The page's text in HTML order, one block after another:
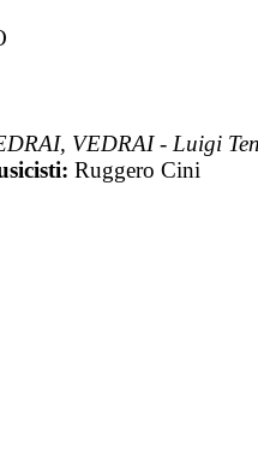
VEDRAI - Luigi
Ruggero Cini